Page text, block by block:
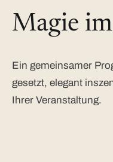
Magie
Ein gemeinsamer
gesetzt, elegant
Ihrer Veranstaltung.